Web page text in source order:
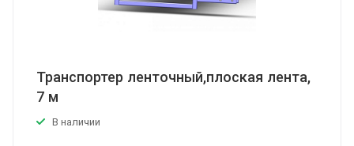
Транспортер ленточный,плоская лента,
7 м
В наличии